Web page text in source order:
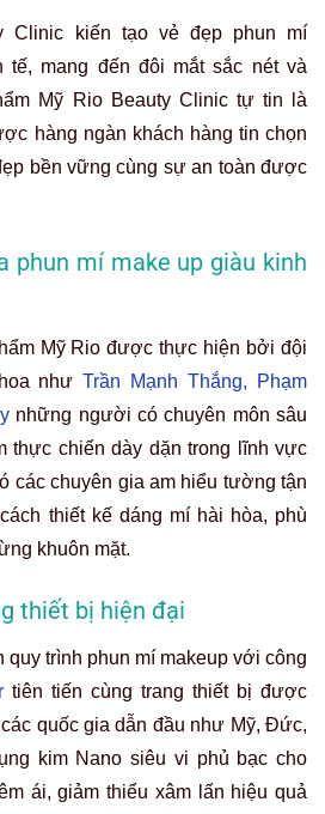
Clinic kiến tạo vẻ đẹp phun mí
tế, mang đến đôi mắt sắc nét và
Mỹ Rio Beauty Clinic tự tin là
hàng ngàn khách hàng tin chọn
bền vững cùng sự an toàn được
phun mí make up giàu kinh
Mỹ Rio được thực hiện bởi đội
hoa nhưTrần Mạnh Thắng,
Phạm
những người có chuyên môn sâu
thực chiến dày dặn trong lĩnh vực
các chuyên gia am hiểu tường tận
thiết kế dáng mí hài hòa, phù
khuôn mặt.
thiết bị hiện đại
quy trình phun mí makeup với công
tiên tiến cùng trang thiết bị được
quốc gia dẫn đầu như Mỹ, Đức,
kim Nano siêu vi phủ bạc cho
ái, giảm thiểu xâm lấn hiệu quả